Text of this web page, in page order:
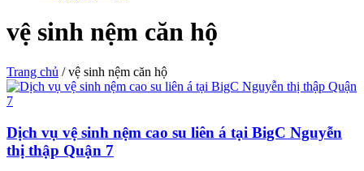
vệ sinh nệm căn hộ
Trang chủ /vệ sinh nệm căn hộ
Dịch vụ vệ sinh nệm cao su liên á tại BigC Nguyễn
thị thập Quận 7